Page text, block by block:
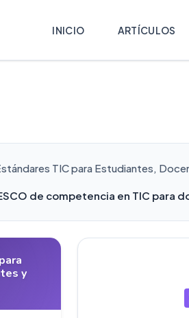
INICIO ARTÍCULOS
TIC para Estudiantes,
de competencia en TIC para
y